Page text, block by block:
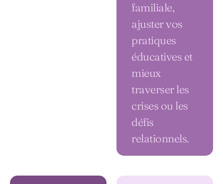
familiale,
ajuster vos
pratiques
éducatives et
mieux
traverser les
crises ou les
défis
relationnels.